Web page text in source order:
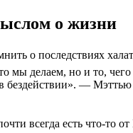
о жизни
о последствиях
мы делаем, но и то,
бездействии». —
всегда есть что-то от